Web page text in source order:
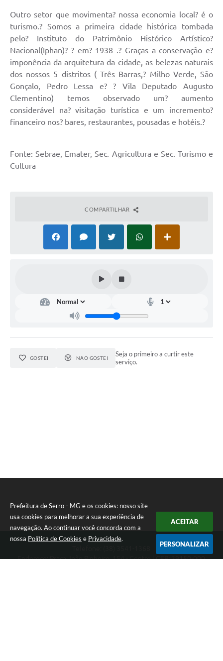
Prefeitura de Serro - MG e os cookies: nosso site
usa cookies para melhorar a sua experiência de
navegação. Ao continuar você concorda com a
nossa Política de Cookies e Privacidade.
ACEITAR
PERSONALIZAR
Outro setor que movimenta? nossa economia local? é o
turismo.? Somos a primeira cidade histórica tombada
pelo? Instituto do Patrimônio Histórico Artístico?
Nacional(Iphan)? ? em? 1938 .? Graças a conservação e?
imponência da arquitetura da cidade, as belezas naturais
dos nossos 5 distritos ( Três Barras,? Milho Verde, São
Gonçalo, Pedro Lessa e? ? Vila Deputado Augusto
Clementino) temos observado um? aumento
considerável na? visitação turística e um incremento?
financeiro nos? bares, restaurantes, pousadas e hotéis.?
Fonte: Sebrae, Emater, Sec. Agricultura e Sec. Turismo e
Cultura
COMPARTILHAR
GOSTEI NÃO GOSTEI
Seja o primeiro a curtir este
serviço.
Endereço: Praça João Pinheiro, 154 - Centro | CEP: 39150-000